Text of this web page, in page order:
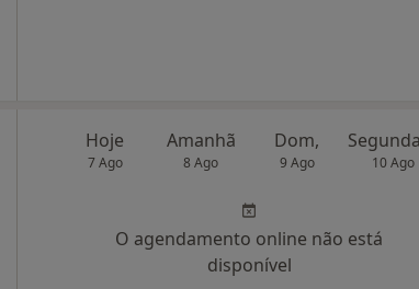
Hoje
7 Ago
Amanhã
8 Ago
Dom,
9 Ago 10 Ago
O agendamento online não está
disponível